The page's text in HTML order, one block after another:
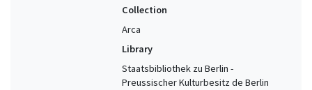
Collection
Arca
Library
Staatsbibliothek zu Berlin -
Preussischer Kulturbesitz de Berlin